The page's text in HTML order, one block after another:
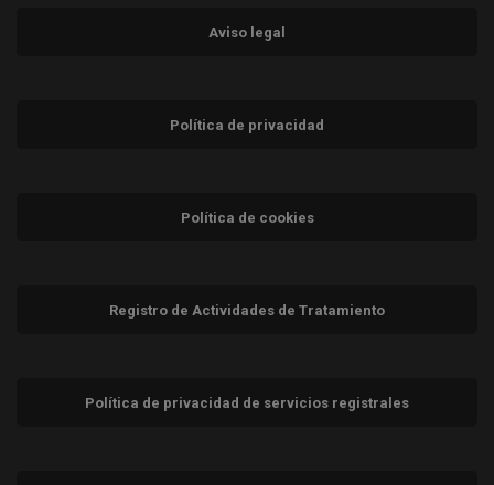
Aviso legal
Política de privacidad
Política de cookies
Registro de Actividades de Tratamiento
Política de privacidad de servicios registrales